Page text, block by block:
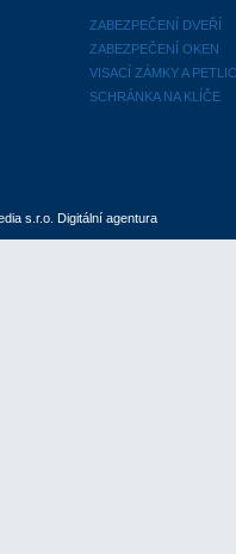
ZABEZPEČENÍ DVEŘÍ
ZABEZPEČENÍ OKEN
VISACÍ ZÁMKY A
SCHRÁNKA NA KLÍČE
s.r.o. Digitální agentura